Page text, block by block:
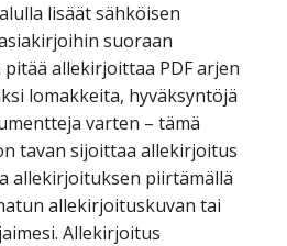
lisäät sähköisen
suoraan
pitää allekirjoittaa PDF arjen
lomakkeita, hyväksyntöjä
varten – tämä
tavan sijoittaa allekirjoitus
allekirjoituksen piirtämällä
allekirjoituskuvan tai
Allekirjoitus